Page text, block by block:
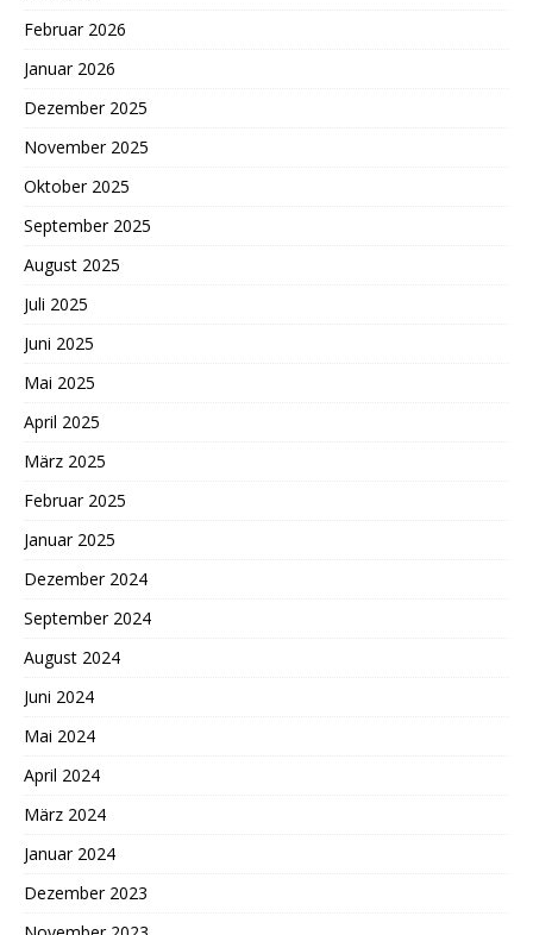
Februar 2026
Januar 2026
Dezember 2025
November 2025
Oktober 2025
September 2025
August 2025
Juli 2025
Juni 2025
Mai 2025
April 2025
März 2025
Februar 2025
Januar 2025
Dezember 2024
September 2024
August 2024
Juni 2024
Mai 2024
April 2024
März 2024
Januar 2024
Dezember 2023